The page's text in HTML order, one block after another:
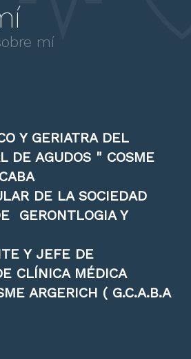
mí
Y GERIATRA DEL
DE AGUDOS " COSME
DE LA SOCIEDAD
GERONTLOGIA Y
Y JEFE DE
CLÍNICA MÉDICA
ARGERICH ( G.C.A.B.A